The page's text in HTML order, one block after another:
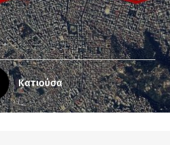
Κατιούσα